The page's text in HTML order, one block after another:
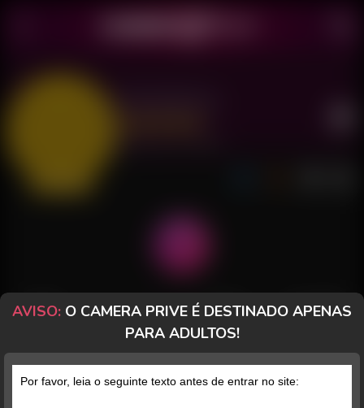
POSTS FANCLUB PAGOS AVALIAÇÕES
Posts (16) Fotos (16) Vídeos (0)
AVISO: O CAMERA PRIVE É DESTINADO APENAS
PARA ADULTOS!
Por favor, leia o seguinte texto antes de entrar no site: